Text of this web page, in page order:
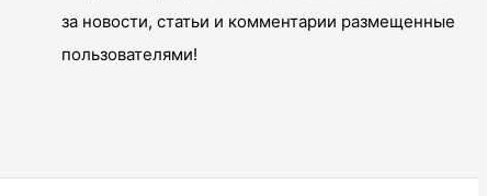
за новости, статьи и комментарии размещенные
пользователями!